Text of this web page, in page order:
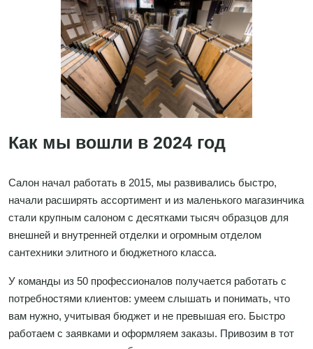
Как мы вошли в 2024 год
Салон начал работать в 2015, мы развивались быстро,
начали расширять ассортимент и из маленького магазинчика
стали крупным салоном с десятками тысяч образцов для
внешней и внутренней отделки и огромным отделом
сантехники элитного и бюджетного класса.
У команды из 50 профессионалов получается работать с
потребностями клиентов: умеем слышать и понимать, что
вам нужно, учитывая бюджет и не превышая его. Быстро
работаем с заявками и оформляем заказы. Привозим в тот